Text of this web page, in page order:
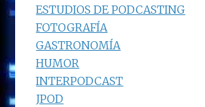
ESTUDIOS DE PODCASTING
FOTOGRAFÍA
GASTRONOMÍA
HUMOR
INTERPODCAST
JPOD